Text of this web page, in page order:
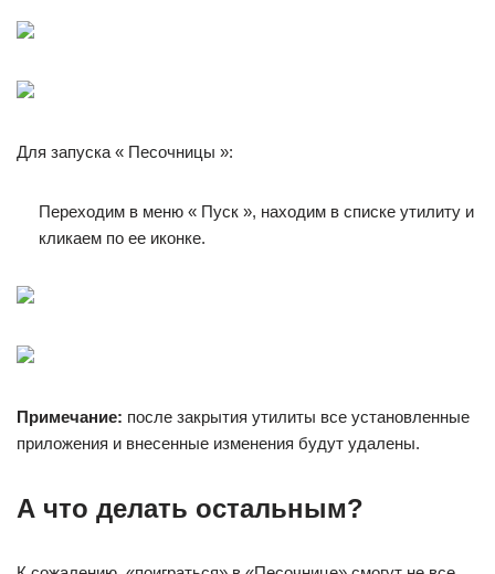
Для запуска « Песочницы »:
Переходим в меню « Пуск », находим в списке утилиту и
кликаем по ее иконке.
Примечание: после закрытия утилиты все установленные
приложения и внесенные изменения будут удалены.
А что делать остальным?